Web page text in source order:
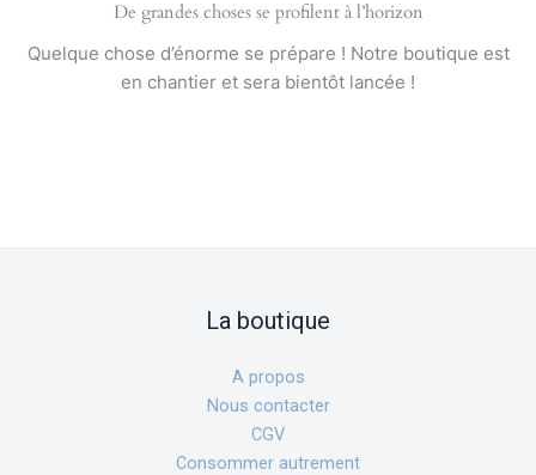
De grandes choses se profilent à l’horizon
Quelque chose d’énorme se prépare ! Notre boutique est
en chantier et sera bientôt lancée !
La boutique
A propos
Nous contacter
CGV
Consommer autrement